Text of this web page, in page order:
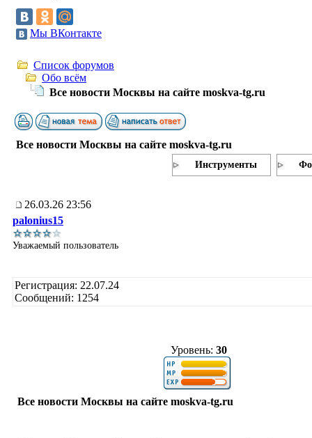
Мы ВКонтакте
Список форумов
Обо всём
Все новости Москвы на сайте moskva-tg.ru
Все новости Москвы на сайте moskva-tg.ru
Инструменты
26.03.26 23:56
palonius15
Уважаемый пользователь
Регистрация: 22.07.24
Сообщений: 1254
Уровень: 30
Все новости Москвы на сайте moskva-tg.ru